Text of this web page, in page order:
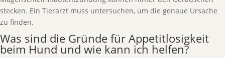
stecken. Ein Tierarzt muss untersuchen, um die genaue Ursache
zu finden.
Was sind die Gründe für Appetitlosigkeit
beim Hund und wie kann ich helfen?